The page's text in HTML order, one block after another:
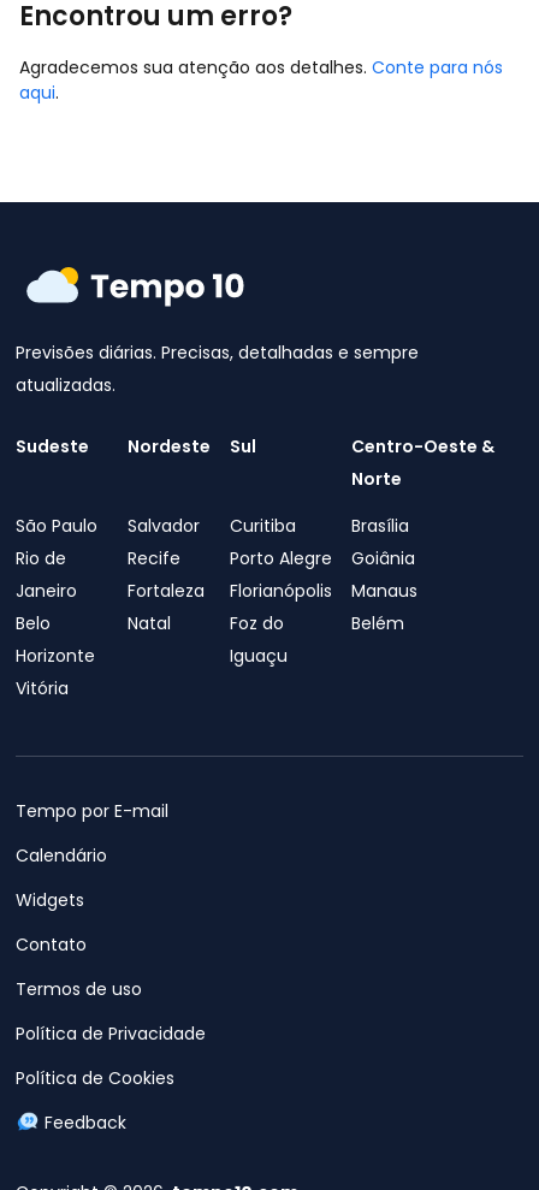
Encontrou um erro?
Agradecemos sua atenção aos detalhes. Conte para nós
aqui.
Previsões diárias. Precisas, detalhadas e sempre
atualizadas.
Sudeste
São Paulo
Rio de
Janeiro
Belo
Horizonte
Vitória
Nordeste
Salvador
Recife
Fortaleza
Natal
Sul
Curitiba
Porto Alegre
Florianópolis
Foz do
Iguaçu
Centro-Oeste &
Norte
Brasília
Goiânia
Manaus
Belém
Tempo por E-mail
Calendário
Widgets
Contato
Termos de uso
Política de Privacidade
Política de Cookies
Feedback